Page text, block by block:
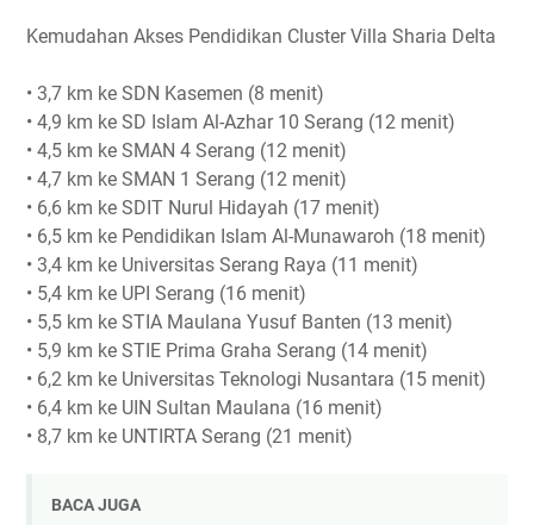
Kemudahan Akses Pendidikan Cluster Villa Sharia Delta
• 3,7 km ke SDN Kasemen (8 menit)
• 4,9 km ke SD Islam Al-Azhar 10 Serang (12 menit)
• 4,5 km ke SMAN 4 Serang (12 menit)
• 4,7 km ke SMAN 1 Serang (12 menit)
• 6,6 km ke SDIT Nurul Hidayah (17 menit)
• 6,5 km ke Pendidikan Islam Al-Munawaroh (18 menit)
• 3,4 km ke Universitas Serang Raya (11 menit)
• 5,4 km ke UPI Serang (16 menit)
• 5,5 km ke STIA Maulana Yusuf Banten (13 menit)
• 5,9 km ke STIE Prima Graha Serang (14 menit)
• 6,2 km ke Universitas Teknologi Nusantara (15 menit)
• 6,4 km ke UIN Sultan Maulana (16 menit)
• 8,7 km ke UNTIRTA Serang (21 menit)
BACA JUGA